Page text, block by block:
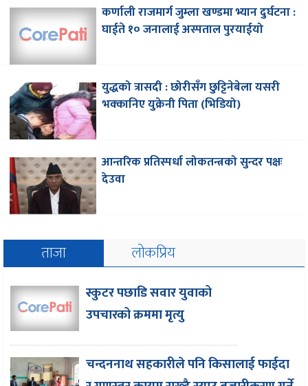
कर्णाली राजमार्ग जुम्ला खण्डमा भ्यान दुर्घटना :
घाईते १० जनालाई अस्पताल पुरयाईयो
युद्धको त्रासदी : छोरीसँग छुट्टिनेबेला यसरी
भक्कानिए युक्रेनी पिता (भिडियो)
आन्तरिक प्रतिस्पर्धा लोकतन्त्रको सुन्दर पक्षः
देउवा
ताजा लोकप्रिय
स्कुटर पछाडि सवार युवाको
उपचारको क्रममा मृत्यु
चन्दननाथ सहकारीले पनि किसालाई फाईदा